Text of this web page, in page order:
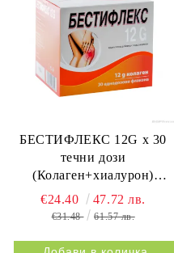
БЕСТИФЛЕКС 12G х 30
течни дози
(Колаген+хиалурон)
НАТУРПРОДУКТ |
BESTIFLEX 12G 30s
€24.40 47.72 лв.
€31.48 61.57 лв.